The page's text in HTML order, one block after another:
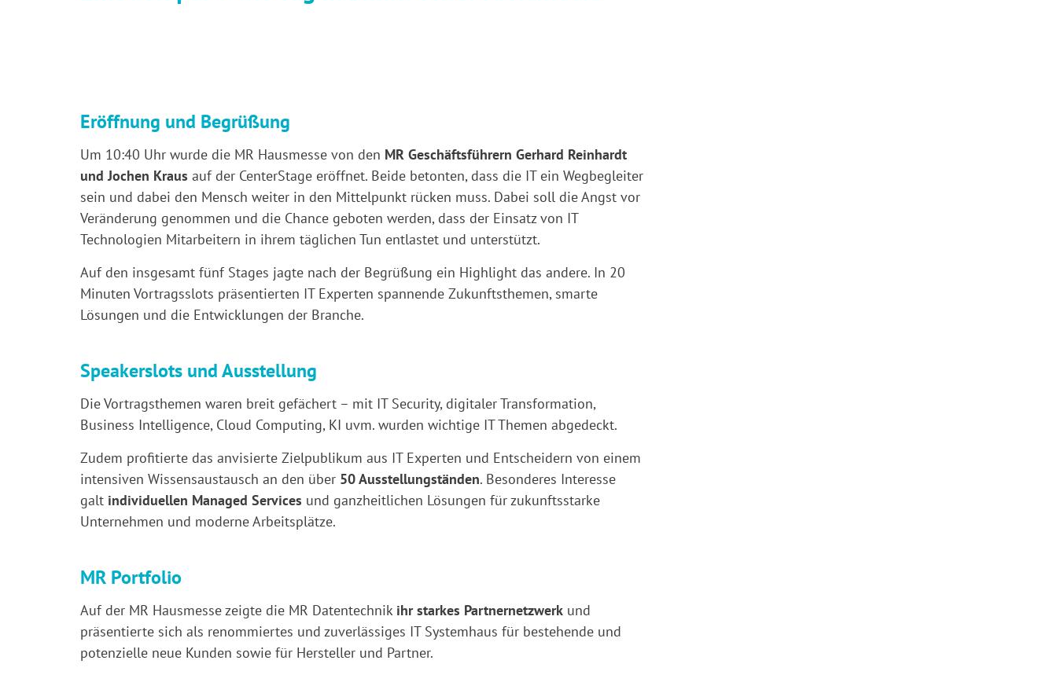
Eröffnung und Begrüßung
Um 10:40 Uhr wurde die MR Hausmesse von den MR Geschäftsführern Gerhard Reinhardt
und Jochen Kraus auf der CenterStage eröffnet. Beide betonten, dass die IT ein Wegbegleiter
sein und dabei den Mensch weiter in den Mittelpunkt rücken muss. Dabei soll die Angst vor
Veränderung genommen und die Chance geboten werden, dass der Einsatz von IT
Technologien Mitarbeitern in ihrem täglichen Tun entlastet und unterstützt.
Auf den insgesamt fünf Stages jagte nach der Begrüßung ein Highlight das andere. In 20
Minuten Vortragsslots präsentierten IT Experten spannende Zukunftsthemen, smarte
Lösungen und die Entwicklungen der Branche.
Speakerslots und Ausstellung
Die Vortragsthemen waren breit gefächert – mit IT Security, digitaler Transformation,
Business Intelligence, Cloud Computing, KI uvm. wurden wichtige IT Themen abgedeckt.
Zudem profitierte das anvisierte Zielpublikum aus IT Experten und Entscheidern von einem
intensiven Wissensaustausch an den über 50 Ausstellungständen. Besonderes Interesse
galt individuellen Managed Services und ganzheitlichen Lösungen für zukunftsstarke
Unternehmen und moderne Arbeitsplätze.
MR Portfolio
Auf der MR Hausmesse zeigte die MR Datentechnik ihr starkes Partnernetzwerk und
präsentierte sich als renommiertes und zuverlässiges IT Systemhaus für bestehende und
potenzielle neue Kunden sowie für Hersteller und Partner.